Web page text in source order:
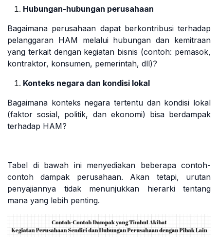
Hubungan-hubungan perusahaan
Bagaimana perusahaan dapat berkontribusi terhadap
pelanggaran HAM melalui hubungan dan kemitraan
yang terkait dengan kegiatan bisnis (contoh: pemasok,
kontraktor, konsumen, pemerintah, dll)?
Konteks negara dan kondisi lokal
Bagaimana konteks negara tertentu dan kondisi lokal
(faktor sosial, politik, dan ekonomi) bisa berdampak
terhadap HAM?
Tabel di bawah ini menyediakan beberapa contoh-
contoh dampak perusahaan. Akan tetapi, urutan
penyajiannya tidak menunjukkan hierarki tentang
mana yang lebih penting.